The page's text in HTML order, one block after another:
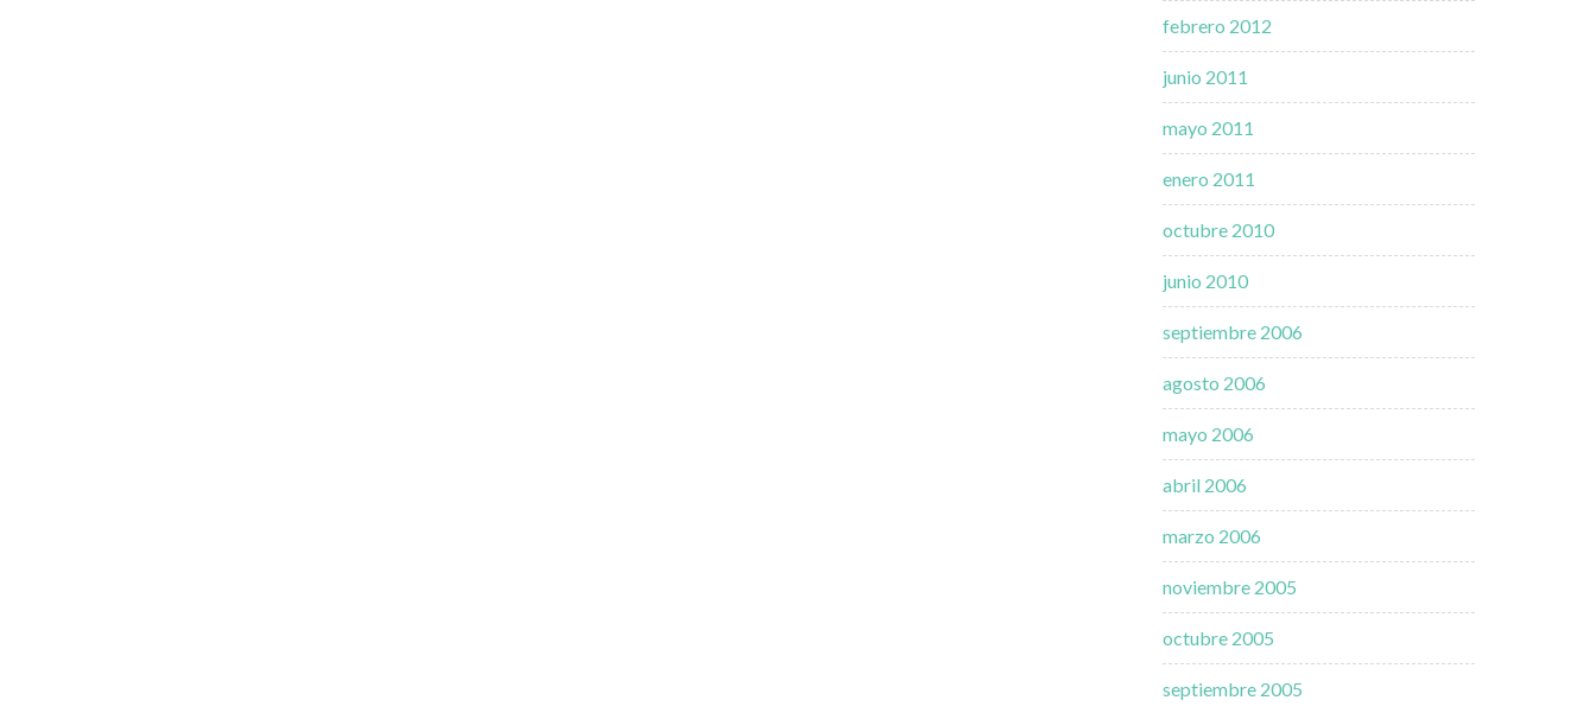
febrero 2012
junio 2011
mayo 2011
enero 2011
octubre 2010
junio 2010
septiembre 2006
agosto 2006
mayo 2006
abril 2006
marzo 2006
noviembre 2005
octubre 2005
septiembre 2005